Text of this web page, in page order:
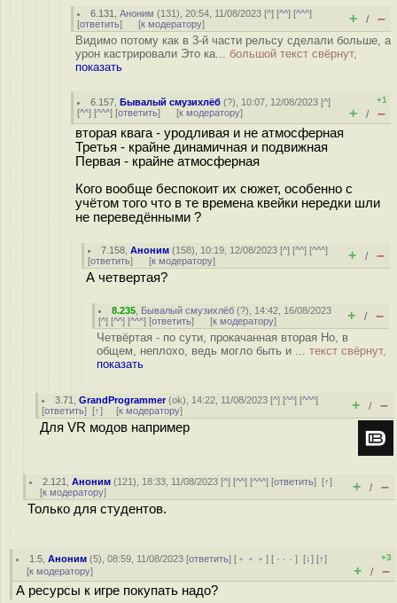
6.131 ,Аноним (131), 20:54, 11/08/2023 [^] [^^] [^^^]
[ответить] [к модератору] + / –
Видимо потому как в 3-й части рельсу сделали больше, а
урон кастрировали Это ка... большой текст свёрнут,
показать
6.157 ,Бывалый смузихлёб (?), 10:07, 12/08/2023 [^]
[^^] [^^^] [ответить] [к модератору]
+1
+ / –
вторая квага - уродливая и не атмосферная
Третья - крайне динамичная и подвижная
Первая - крайне атмосферная
Кого вообще беспокоит их сюжет, особенно с
учётом того что в те времена квейки нередки шли
не переведёнными ?
7.158 ,Аноним (158), 10:19, 12/08/2023 [^] [^^] [^^^]
[ответить] [к модератору] + / –
А четвертая?
8.235 Бывалый смузихлёб (?), 14:42, 16/08/2023
[^] [^^] [^^^] [ответить] [к модератору] + / –
Четвёртая - по сути, прокачанная вторая Но, в
общем, неплохо, ведь могло быть и ... текст свёрнут,
показать
3.71 ,GrandProgrammer(ok), 14:22, 11/08/2023 [^] [^^] [^^^]
[ответить] [↑] [к модератору] + / –
Для VR модов например
2.121 ,Аноним (121), 18:33, 11/08/2023 [^] [^^] [^^^] [ответить][↑]
[к модератору] + / –
Только для студентов.
1.5 ,Аноним (5), 08:59, 11/08/2023 [ответить] [ ﹢﹢﹢] [ · · ·][↓] [↑]
[к модератору]
+3
+ / –
А ресурсы к игре покупать надо?